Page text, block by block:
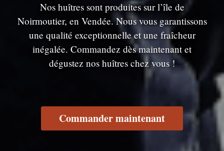
Nos huîtres sont produites sur l’île de
Noirmoutier, en Vendée. Nous vous garantissons
une qualité exceptionnelle et une fraîcheur
inégalée. Commandez dès maintenant et
dégustez nos huîtres chez vous !
Commander maintenant